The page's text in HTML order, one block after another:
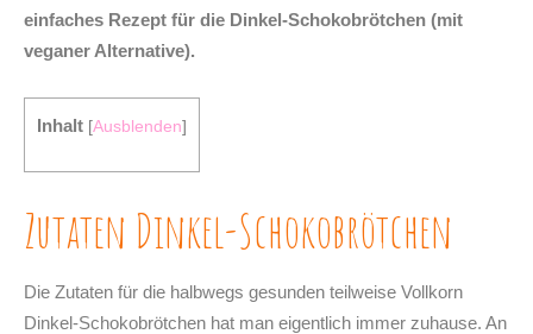
einfaches Rezept für die Dinkel-Schokobrötchen (mit
veganer Alternative).
Inhalt [Ausblenden]
Zutaten Dinkel-Schokobrötchen
Die Zutaten für die halbwegs gesunden teilweise Vollkorn
Dinkel-Schokobrötchen hat man eigentlich immer zuhause. An